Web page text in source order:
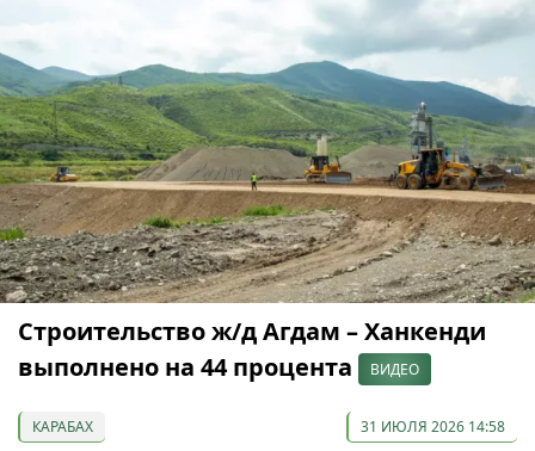
Строительство ж/д Агдам – Ханкенди
выполнено на 44 процента
ВИДЕО
КАРАБАХ 31 ИЮЛЯ 2026 14:58